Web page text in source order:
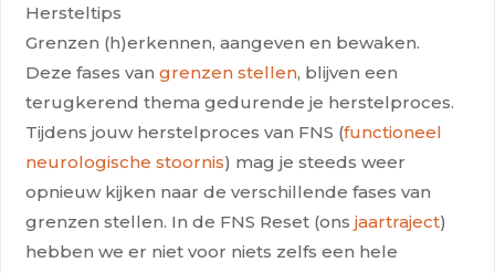
Hersteltips
Grenzen (h)erkennen, aangeven en bewaken.
Deze fases vangrenzen stellen, blijven een
terugkerend thema gedurende je herstelproces.
Tijdens jouw herstelproces van FNS (functioneel
neurologische stoornis) mag je steeds weer
opnieuw kijken naar de verschillende fases van
grenzen stellen. In de FNS Reset (onsjaartraject)
hebben we er niet voor niets zelfs een hele